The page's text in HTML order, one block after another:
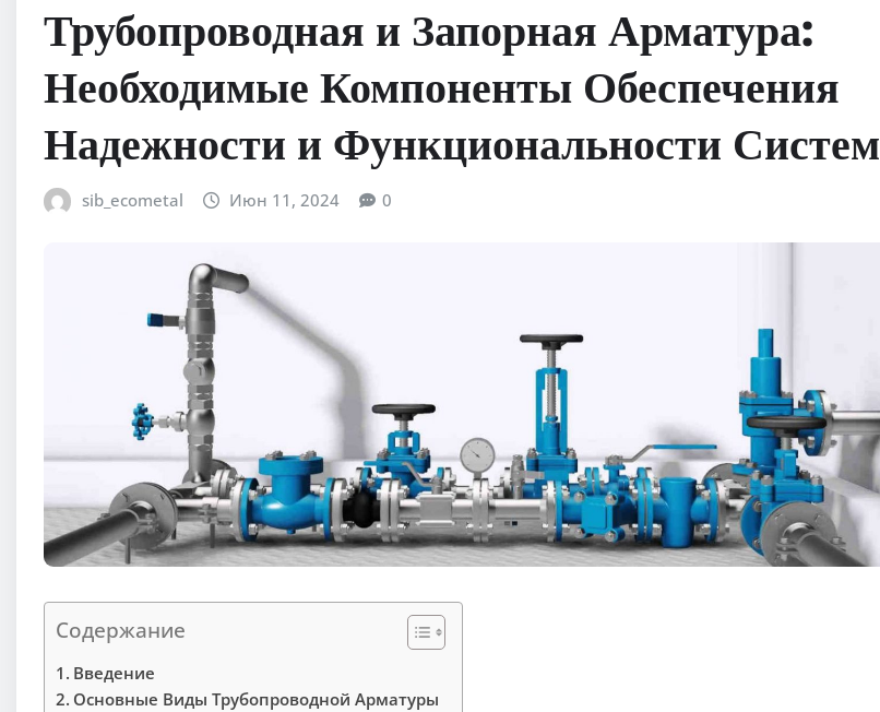
Трубопроводная и Запорная Арматура:
Необходимые Компоненты Обеспечения
Надежности и Функциональности Систем
sib_ecometal Июн 11, 2024 0
Содержание
Введение
Основные Виды Трубопроводной Арматуры